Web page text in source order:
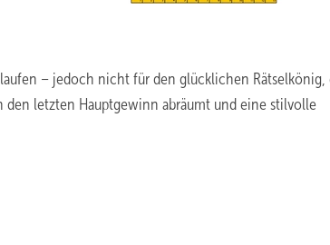
– jedoch nicht für den glücklichen
den letzten Hauptgewinn abräumt und eine stilvolle